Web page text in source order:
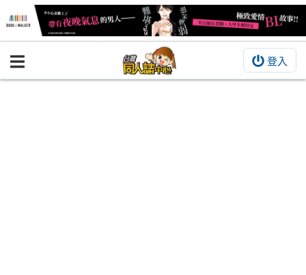
登入
BOOKY書集倉庫